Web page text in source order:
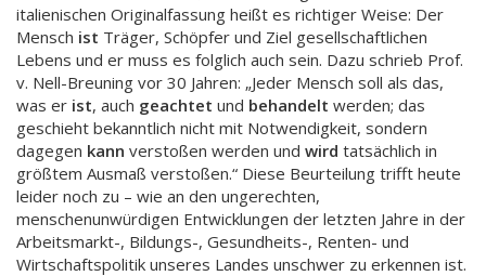
italienischen Originalfassung heißt es richtiger Weise: Der
Mensch ist Träger, Schöpfer und Ziel gesellschaftlichen
Lebens und er muss es folglich auch sein. Dazu schrieb Prof.
v. Nell-Breuning vor 30 Jahren: „Jeder Mensch soll als das,
was er ist, auch geachtet und behandelt werden; das
geschieht bekanntlich nicht mit Notwendigkeit, sondern
dagegen kann verstoßen werden und wird tatsächlich in
größtem Ausmaß verstoßen.“ Diese Beurteilung trifft heute
leider noch zu – wie an den ungerechten,
menschenunwürdigen Entwicklungen der letzten Jahre in der
Arbeitsmarkt-, Bildungs-, Gesundheits-, Renten- und
Wirtschaftspolitik unseres Landes unschwer zu erkennen ist.